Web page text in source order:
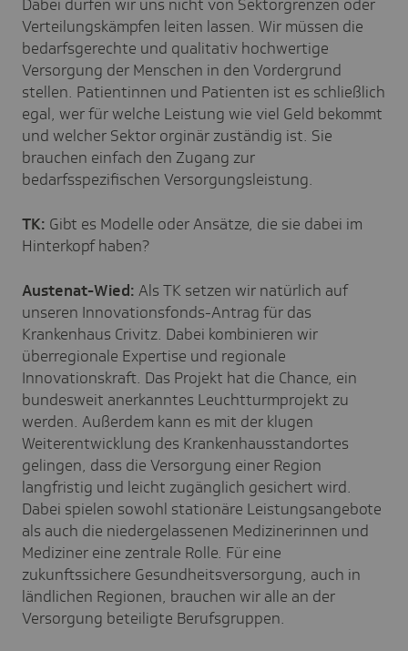
Dabei dürfen wir uns nicht von Sektorgrenzen oder
Verteilungskämpfen leiten lassen. Wir müssen die
bedarfsgerechte und qualitativ hochwertige
Versorgung der Menschen in den Vordergrund
stellen. Patientinnen und Patienten ist es schließlich
egal, wer für welche Leistung wie viel Geld bekommt
und welcher Sektor orginär zuständig ist. Sie
brauchen einfach den Zugang zur
bedarfsspezifischen Versorgungsleistung.
TK: Gibt es Modelle oder Ansätze, die sie dabei im
Hinterkopf haben?
Austenat-Wied: Als TK setzen wir natürlich auf
unseren Innovationsfonds-Antrag für das
Krankenhaus Crivitz. Dabei kombinieren wir
überregionale Expertise und regionale
Innovationskraft. Das Projekt hat die Chance, ein
bundesweit anerkanntes Leuchtturmprojekt zu
werden. Außerdem kann es mit der klugen
Weiterentwicklung des Krankenhausstandortes
gelingen, dass die Versorgung einer Region
langfristig und leicht zugänglich gesichert wird.
Dabei spielen sowohl stationäre Leistungsangebote
als auch die niedergelassenen Medizinerinnen und
Mediziner eine zentrale Rolle. Für eine
zukunftssichere Gesundheitsversorgung, auch in
ländlichen Regionen, brauchen wir alle an der
Versorgung beteiligte Berufsgruppen.